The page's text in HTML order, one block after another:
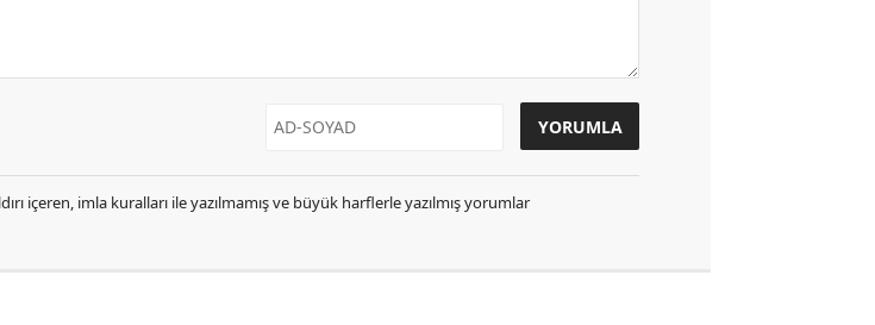
içeren, imla kuralları ile yazılmamış ve büyük harflerle yazılmış yorumlar